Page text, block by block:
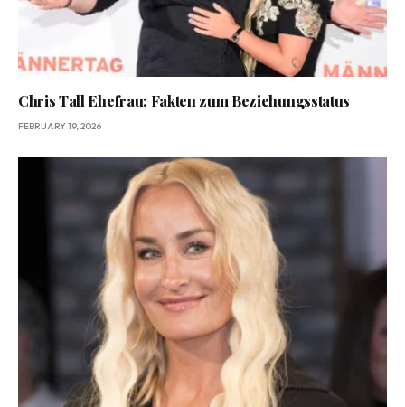
Chris Tall Ehefrau: Fakten zum Beziehungsstatus
FEBRUARY 19, 2026